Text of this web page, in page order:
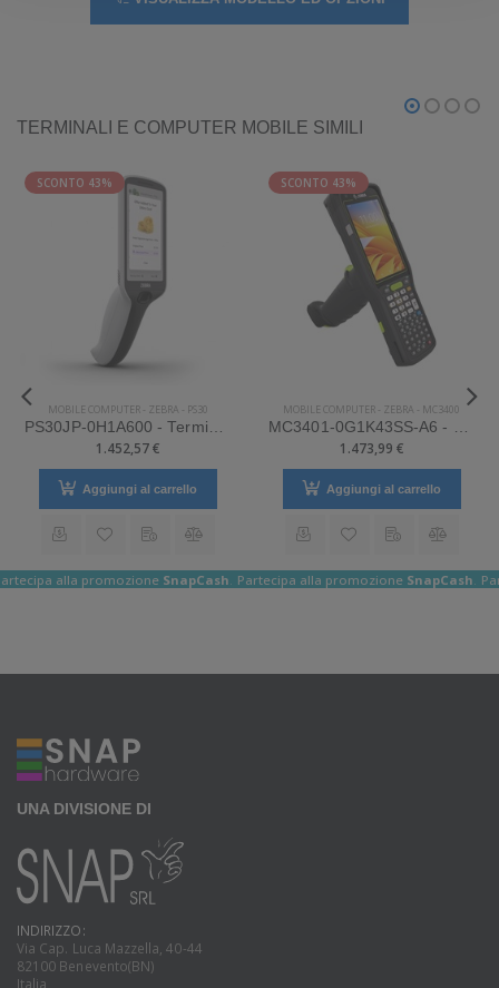
TERMINALI E COMPUTER MOBILE SIMILI
SCONTO 43%
MOBILE COMPUTER- ZEBRA - PS30
PS30JP-0H1A600 - Terminale Zebra palmare modello PS30
1.452,57 €
Aggiungi al carrello
alla promozione SnapCashBack
SCONTO 43%
MOBILE COMPUTER - ZEBRA - MC3400
MC3401-0G1K43SS-A6 - Terminale Zebra palmare modello MC3400
1.473,99 €
Aggiungi al carrello
Partecipa alla promozione
UNA DIVISIONE DI
INDIRIZZO:
Via Cap. Luca Mazzella, 40-44
82100 Benevento(BN)
Italia